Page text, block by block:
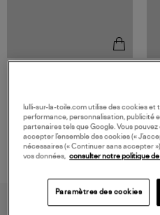
480,00 €
lulli-sur-la-toile.com utilise des cookies et
performance, personnalisation, publicité
partenaires tels que Google. Vous
accepter l’ensemble des cookies («
nécessaires (« Continuer sans accepter
vos données, consulter notre politique
Paramètres des cookies